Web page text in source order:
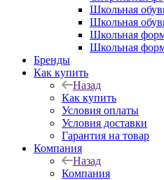
Школьная
Школьная
Школьная
Школьная
Бренды
Как купить
Назад
Как купить
Условия оплаты
Условия доставки
Гарантия на товар
Компания
Назад
Компания